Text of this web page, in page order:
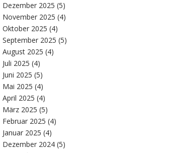
Dezember 2025 (5)
November 2025 (4)
Oktober 2025 (4)
September 2025 (5)
August 2025 (4)
Juli 2025 (4)
Juni 2025 (5)
Mai 2025 (4)
April 2025 (4)
März 2025 (5)
Februar 2025 (4)
Januar 2025 (4)
Dezember 2024 (5)